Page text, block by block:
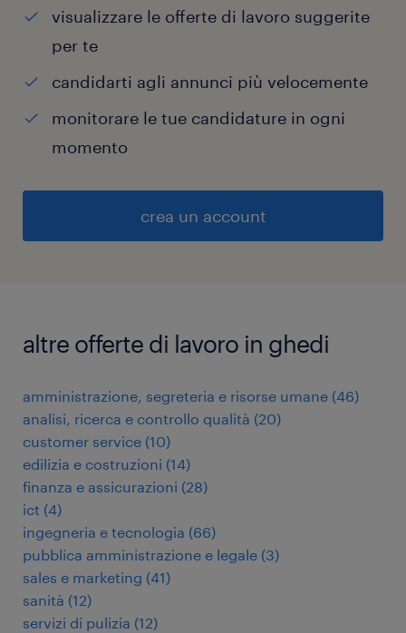
visualizzare le offerte di lavoro suggerite
per te
candidarti agli annunci più velocemente
monitorare le tue candidature in ogni
momento
crea un account
altre offerte di lavoro in ghedi
amministrazione, segreteria e risorse umane (46)
analisi, ricerca e controllo qualità (20)
customer service (10)
edilizia e costruzioni (14)
finanza e assicurazioni (28)
ict (4)
ingegneria e tecnologia (66)
pubblica amministrazione e legale (3)
sales e marketing (41)
sanità (12)
servizi di pulizia (12)